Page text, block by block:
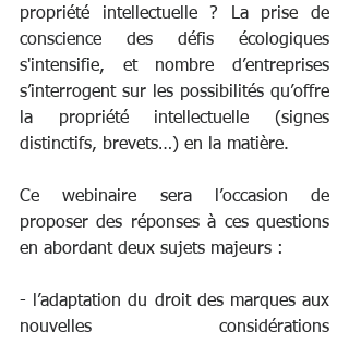
propriété intellectuelle ? La prise de
conscience des défis écologiques
s'intensifie, et nombre d’entreprises
s’interrogent sur les possibilités qu’offre
la propriété intellectuelle (signes
distinctifs, brevets…) en la matière.
Ce webinaire sera l’occasion de
proposer des réponses à ces questions
en abordant deux sujets majeurs :
- l’adaptation du droit des marques aux
nouvelles considérations